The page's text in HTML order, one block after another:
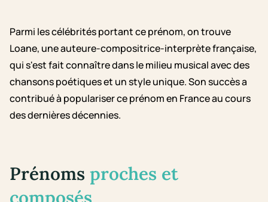
Parmi les célébrités portant ce prénom, on trouve
Loane, une auteure-compositrice-interprète française,
qui s'est fait connaître dans le milieu musical avec des
chansons poétiques et un style unique. Son succès a
contribué à populariser ce prénom en France au cours
des dernières décennies.
Prénoms proches et
composés